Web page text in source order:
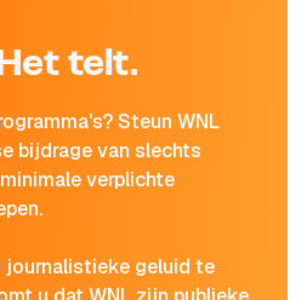
telt.
Steun WNL
bijdrage van slechts
verplichte
journalistieke geluid te